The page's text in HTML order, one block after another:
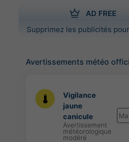
AD FREE
Supprimez les publicités
Avertissements météo
Vigilance
jaune
canicule
Avertissement
météorologique
modéré